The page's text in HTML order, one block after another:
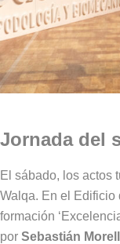
Jornada del
El sábado, los actos
Walqa. En el Edificio
formación
por Sebastián Morell